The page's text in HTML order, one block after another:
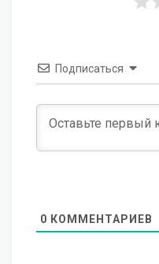
Подписаться
0 КОММЕНТАРИЕВ